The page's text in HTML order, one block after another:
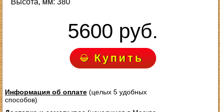
Высота, мм: 380
5600 руб.
Купить
Информация об оплате(целых 5 удобных
способов)